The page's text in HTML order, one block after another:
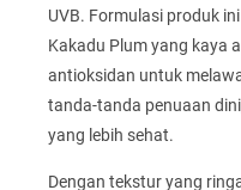
UVB. Formulasi produk
Kakadu Plum yang kaya
antioksidan untuk
tanda-tanda penuaan
yang lebih sehat.
Dengan tekstur yang